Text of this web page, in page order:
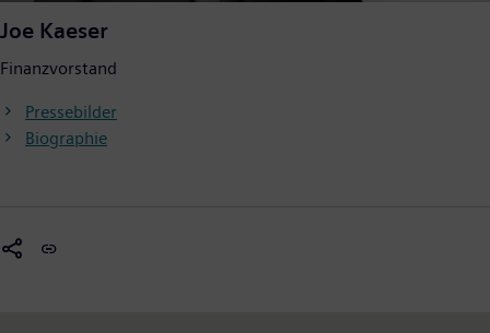
Joe Kaeser
Finanzvorstand
Pressebilder
Biographie